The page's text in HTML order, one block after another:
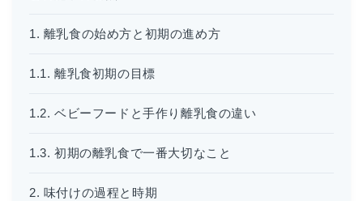
1. 離乳食の始め方と初期の進め方
1.1. 離乳食初期の目標
1.2. ベビーフードと手作り離乳食の違い
1.3. 初期の離乳食で一番大切なこと
2. 味付けの過程と時期